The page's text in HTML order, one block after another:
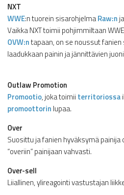
NXT
WWE:n tuorein sisarohjelmaRaw:n ja
Vaikka NXT toimii pohjimmiltaan
OVW:ntapaan, on se noussut
laadukkaan painin ja jännittävien
Outlaw Promotion
Promootio, joka toimii territoriossa
promoottorin lupaa.
Over
Suosittu ja fanien hyväksymä painija
“overiin” painijaan vahvasti.
Over-sell
Liiallinen, ylireagointi vastustajan